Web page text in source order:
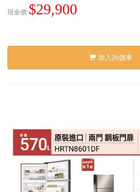
現金價 $29,900
加入詢價車